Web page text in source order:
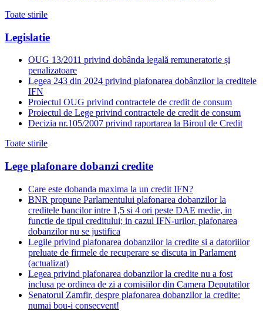
Toate stirile
Legislatie
OUG 13/2011 privind dobânda legală remuneratorie și
penalizatoare
Legea 243 din 2024 privind plafonarea dobânzilor la creditele
IFN
Proiectul OUG privind contractele de credit de consum
Proiectul de Lege privind contractele de credit de consum
Decizia nr.105/2007 privind raportarea la Biroul de Credit
Toate stirile
Lege plafonare dobanzi credite
Care este dobanda maxima la un credit IFN?
BNR propune Parlamentului plafonarea dobanzilor la
creditele bancilor intre 1,5 si 4 ori peste DAE medie, in
functie de tipul creditului; in cazul IFN-urilor, plafonarea
dobanzilor nu se justifica
Legile privind plafonarea dobanzilor la credite si a datoriilor
preluate de firmele de recuperare se discuta in Parlament
(actualizat)
Legea privind plafonarea dobanzilor la credite nu a fost
inclusa pe ordinea de zi a comisiilor din Camera Deputatilor
Senatorul Zamfir, despre plafonarea dobanzilor la credite:
numai bou-i consecvent!